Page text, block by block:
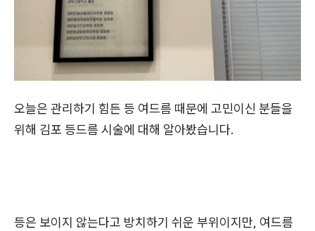
오늘은 관리하기 힘든 등 여드름 때문에 고민이신 분들을
위해 김포 등드름 시술에 대해 알아봤습니다.
등은 보이지 않는다고 방치하기 쉬운 부위이지만, 여드름